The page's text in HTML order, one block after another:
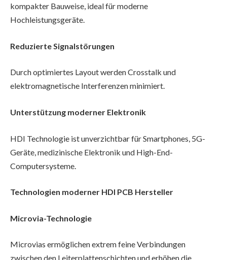
kompakter Bauweise, ideal für moderne
Hochleistungsgeräte.
Reduzierte Signalstörungen
Durch optimiertes Layout werden Crosstalk und
elektromagnetische Interferenzen minimiert.
Unterstützung moderner Elektronik
HDI Technologie ist unverzichtbar für Smartphones, 5G-
Geräte, medizinische Elektronik und High-End-
Computersysteme.
Technologien moderner HDI PCB Hersteller
Microvia-Technologie
Microvias ermöglichen extrem feine Verbindungen
zwischen den Leiterplattenschichten und erhöhen die